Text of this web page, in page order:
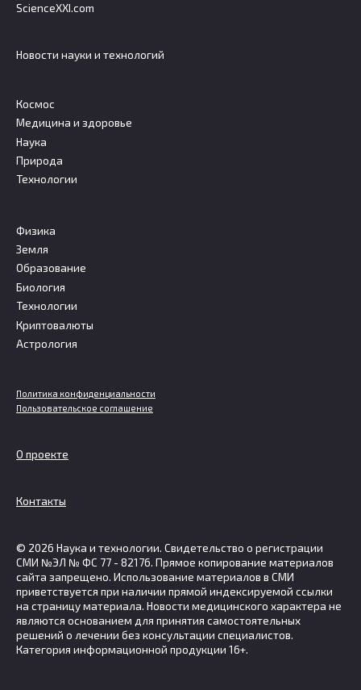
ScienceXXI.com
Новости науки и технологий
Космос
Медицина и здоровье
Наука
Природа
Технологии
Физика
Земля
Образование
Биология
Технологии
Криптовалюты
Астрология
Политика конфиденциальности
Пользовательское соглашение
О проекте
Контакты
© 2026 Наука и технологии. Свидетельство о регистрации
СМИ №ЭЛ № ФС 77 - 82176. Прямое копирование материалов
сайта запрещено. Использование материалов в СМИ
приветствуется при наличии прямой индексируемой ссылки
на страницу материала. Новости медицинского характера не
являются основанием для принятия самостоятельных
решений о лечении без консультации специалистов.
Категория информационной продукции 16+.